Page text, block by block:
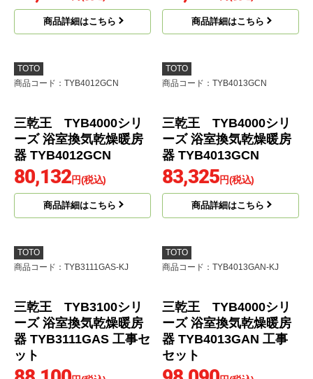
商品詳細はこちら 商品詳細はこちら
TOTO
商品コード ：TYB4012GCN
三乾王 TYB4000シリ
ーズ 浴室換気乾燥暖房
器 TYB4012GCN
80,132円(税込)
商品詳細はこちら
TOTO
商品コード ：TYB4013GCN
三乾王 TYB4000シリ
ーズ 浴室換気乾燥暖房
器 TYB4013GCN
83,325円(税込)
商品詳細はこちら
TOTO
TOTO